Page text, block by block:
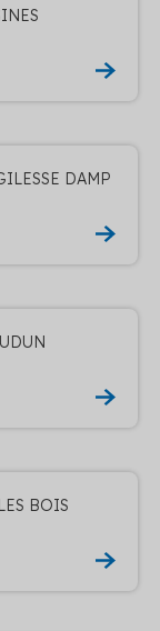
DAMP
BOIS